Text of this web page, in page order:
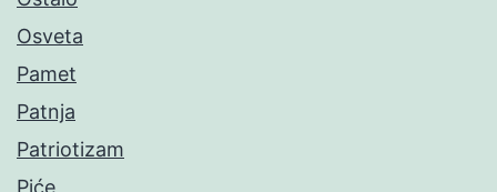
Osveta
Pamet
Patnja
Patriotizam